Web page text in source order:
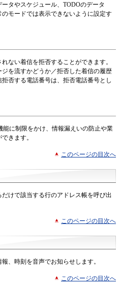
タやスケジュール、TODOのデータ
モードでは表示できないように設定す
ない着信を拒否することができます。
を流すかどうか／拒否した着信の履歴
否する電話番号は、拒否電話番号とし
能に制限をかけ、情報漏えいの防止や業
きます。
このページの目次へ
けで該当する行のアドレス帳を呼び出
このページの目次へ
、時刻を音声でお知らせします。
このページの目次へ